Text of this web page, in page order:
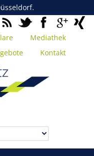
Mediathek
Kontakt